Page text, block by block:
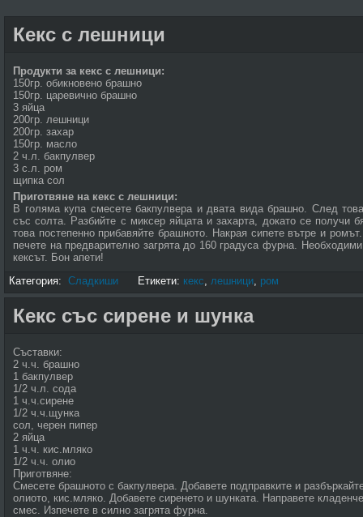
Кекс с лешници
Продукти за кекс с лешници:
150гр. обикновено брашно
150гр. царевично брашно
3 яйца
200гр. лешници
200гр. захар
150гр. масло
2 ч.л. бакпулвер
3 с.л. ром
щипка сол
Приготвяне на кекс с лешници:
В голяма купа смесете бакпулвера и двата вида брашно. След
със солта. Разбийте с миксер яйцата и захарта, докато се получи
това постепенно прибавяйте брашното. Накрая сипете вътре и
печете на предварително загрята до 160 градуса фурна.
кексът. Бон апети!
Категория: Сладкиши Етикети: кекс, лешници, ром
Кекс със сирене и шунка
Съставки:
2 ч.ч. брашно
1 бакпулвер
1/2 ч.л. сода
1 ч.ч.сирене
1/2 ч.ч.щунка
сол, черен пипер
2 яйца
1 ч.ч. кис.мляко
1/2 ч.ч. олио
Приготвяне:
Смесете брашното с бакпулвера. Добавете подправките и
олиото, кис.мляко. Добавете сиренето и шунката. Направете
смес. Изпечете в силно загрята фурна.